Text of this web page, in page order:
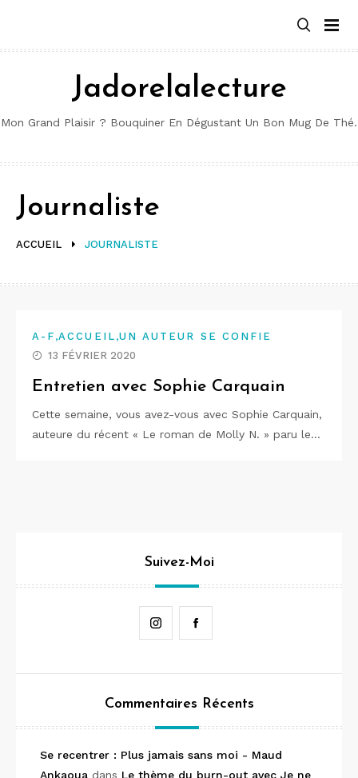
contenu
Jadorelalecture
Mon Grand Plaisir ? Bouquiner En Dégustant Un Bon Mug De Thé.
ACCUEIL JOURNALISTE
Journaliste
A-F ,ACCUEIL ,UN AUTEUR SE CONFIE
13 FÉVRIER 2020
Entretien avec Sophie Carquain
Cette semaine, vous avez-vous avec Sophie Carquain,
auteure du récent « Le roman de Molly N. » paru le…
Suivez-Moi
Instagram
Commentaires Récents
Se recentrer : Plus jamais sans moi - Maud
Ankaoua dans Le thème du burn-out avec Je ne